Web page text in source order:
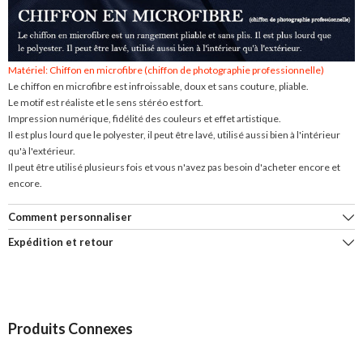
Matériel: Chiffon en microfibre (chiffon de photographie professionnelle)
Le chiffon en microfibre est infroissable, doux et sans couture, pliable.
Le motif est réaliste et le sens stéréo est fort.
Impression numérique, fidélité des couleurs et effet artistique.
Il est plus lourd que le polyester, il peut être lavé, utilisé aussi bien à l'intérieur
qu'à l'extérieur.
Il peut être utilisé plusieurs fois et vous n'avez pas besoin d'acheter encore et
encore.
Comment personnaliser
Expédition et retour
Produits Connexes